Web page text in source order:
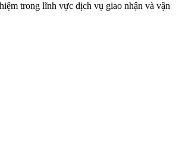
trong lĩnh vực dịch vụ giao nhận và vận